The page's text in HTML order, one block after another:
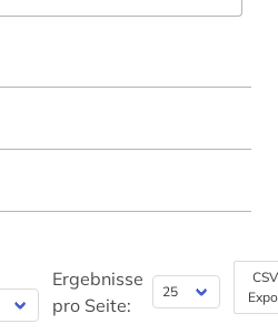
Ergebnisse
pro Seite: